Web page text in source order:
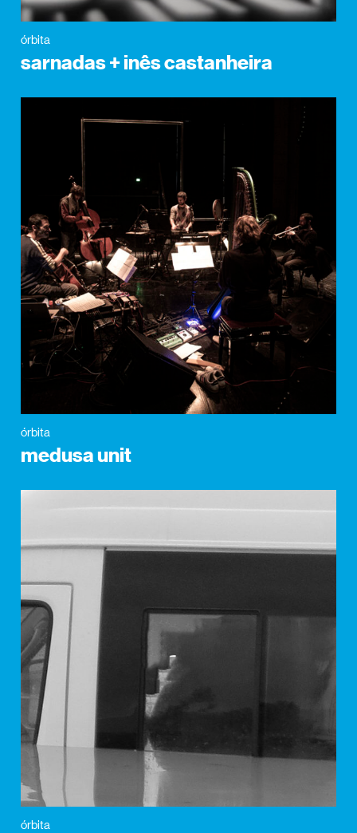
órbita
sarnadas + inês castanheira
órbita
medusa unit
órbita